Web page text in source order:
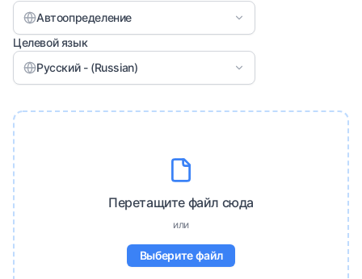
Автоопределение
Целевой язык
Русский - (Russian)
Перетащите файл сюда
или
Выберите файл